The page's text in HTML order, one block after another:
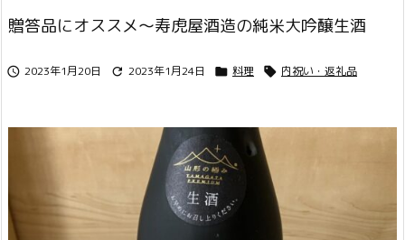
贈答品にオススメ〜寿虎屋酒造の純米大吟醸生酒
 2023年1月20日  2023年1月24日  料理  内祝い・返礼品